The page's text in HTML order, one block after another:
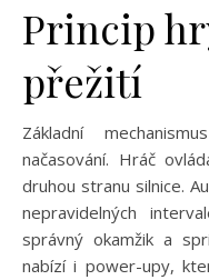
Princip
přežití
Základní
načasování. Hráč
druhou stranu silnice.
nepravidelných
správný okamžik a
nabízí i power-upy,